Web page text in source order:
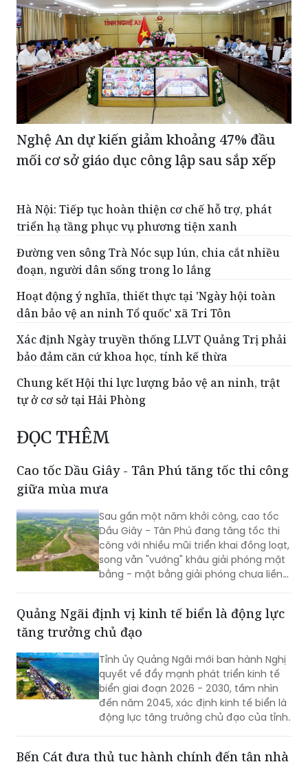
Nghệ An dự kiến giảm khoảng 47% đầu
mối cơ sở giáo dục công lập sau sắp xếp
Hà Nội: Tiếp tục hoàn thiện cơ chế hỗ trợ, phát
triển hạ tầng phục vụ phương tiện xanh
Đường ven sông Trà Nóc sụp lún, chia cắt nhiều
đoạn, người dân sống trong lo lắng
Hoạt động ý nghĩa, thiết thực tại 'Ngày hội toàn
dân bảo vệ an ninh Tổ quốc' xã Tri Tôn
Xác định Ngày truyền thống LLVT Quảng Trị phải
bảo đảm căn cứ khoa học, tính kế thừa
Chung kết Hội thi lực lượng bảo vệ an ninh, trật
tự ở cơ sở tại Hải Phòng
ĐỌC THÊM
Cao tốc Dầu Giây - Tân Phú tăng tốc thi công
giữa mùa mưa
Sau gần một năm khởi công, cao tốc
Dầu Giây - Tân Phú đang tăng tốc thi
công với nhiều mũi triển khai đồng loạt,
song vẫn "vướng" khâu giải phóng mặt
bằng - mặt bằng giải phóng chưa liền
Quảng Ngãi định vị kinh tế biển là động lực
tăng trưởng chủ đạo
Tỉnh ủy Quảng Ngãi mới ban hành Nghị
quyết về đẩy mạnh phát triển kinh tế
biển giai đoạn 2026 - 2030, tầm nhìn
đến năm 2045, xác định kinh tế biển là
động lực tăng trưởng chủ đạo của tỉnh.
Bến Cát đưa thủ tục hành chính đến tận nhà